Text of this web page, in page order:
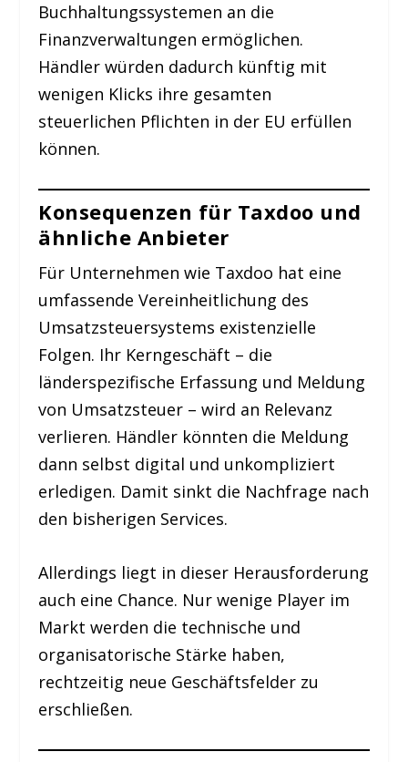
Buchhaltungssystemen an die
Finanzverwaltungen ermöglichen.
Händler würden dadurch künftig mit
wenigen Klicks ihre gesamten
steuerlichen Pflichten in der EU erfüllen
können.
Konsequenzen für Taxdoo und
ähnliche Anbieter
Für Unternehmen wie Taxdoo hat eine
umfassende Vereinheitlichung des
Umsatzsteuersystems existenzielle
Folgen. Ihr Kerngeschäft – die
länderspezifische Erfassung und Meldung
von Umsatzsteuer – wird an Relevanz
verlieren. Händler könnten die Meldung
dann selbst digital und unkompliziert
erledigen. Damit sinkt die Nachfrage nach
den bisherigen Services.
Allerdings liegt in dieser Herausforderung
auch eine Chance. Nur wenige Player im
Markt werden die technische und
organisatorische Stärke haben,
rechtzeitig neue Geschäftsfelder zu
erschließen.